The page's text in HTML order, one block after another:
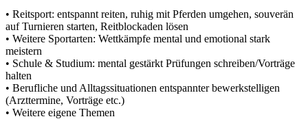
• Reitsport: entspannt reiten, ruhig mit Pferden umgehen, souverän
auf Turnieren starten, Reitblockaden lösen
• Weitere Sportarten: Wettkämpfe mental und emotional stark
meistern
• Schule & Studium: mental gestärkt Prüfungen schreiben/Vorträge
halten
• Berufliche und Alltagssituationen entspannter bewerkstelligen
(Arzttermine, Vorträge etc.)
• Weitere eigene Themen